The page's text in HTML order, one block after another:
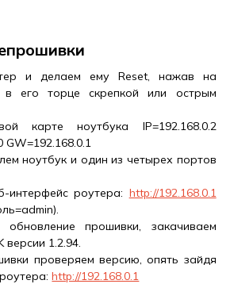
и делаем ему Reset, нажав на
в его торце скрепкой или острым
карте ноутбука IP=192.168.0.2
GW=192.168.0.1
ноутбук и один из четырех портов
роутера: http://192.168.0.1
прошивки, закачиваем
версии 1.2.94.
проверяем версию, опять зайдя
http://192.168.0.1